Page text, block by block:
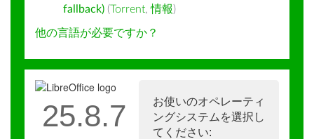
fallback) (Torrent,情報)
他の言語が必要ですか？
お使いのオペレーティ
ングシステムを選択し
てください:
25.8.7